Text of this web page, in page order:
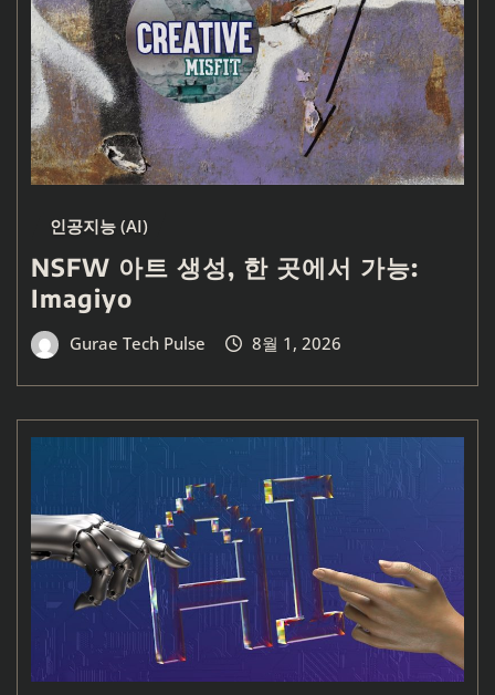
인공지능 (AI)
NSFW 아트 생성, 한 곳에서 가능:
Imagiyo
Gurae Tech Pulse 8월 1, 2026